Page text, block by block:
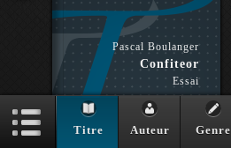
Pascal Boulanger
Confiteor
Essai
Titre Auteur Genre